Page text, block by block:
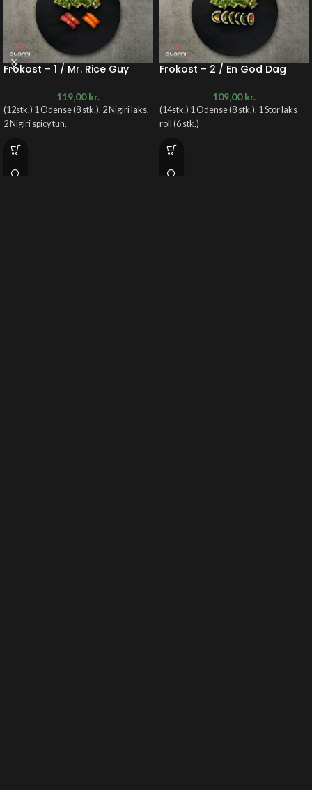
Frokost – 1 / Mr. Rice Guy
119,00kr.
(12stk.) 1 Odense (8 stk.), 2 Nigiri laks,
2 Nigiri spicy tun.
Frokost – 2 / En God Dag
109,00kr.
(14stk.) 1 Odense (8 stk.), 1 Stor laks
roll (6 stk.)